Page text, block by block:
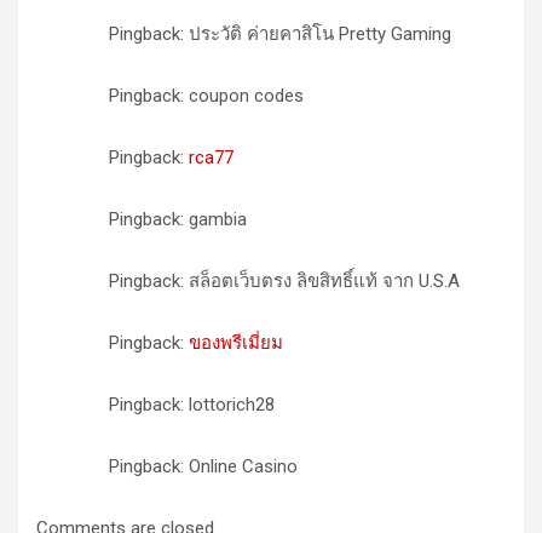
Pingback: ประวัติ ค่ายคาสิโน Pretty Gaming
Pingback: coupon codes
Pingback: rca77
Pingback: gambia
Pingback: สล็อตเว็บตรง ลิขสิทธิ์แท้ จาก U.S.A
Pingback: ของพรีเมี่ยม
Pingback: lottorich28
Pingback: Online Casino
Comments are closed.